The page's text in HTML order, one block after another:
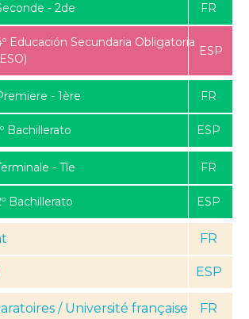
- 2de
Educación Secundaria Obligatoria
- 1ère
Bachillerato
- Tle
Bachillerato
/ Université française